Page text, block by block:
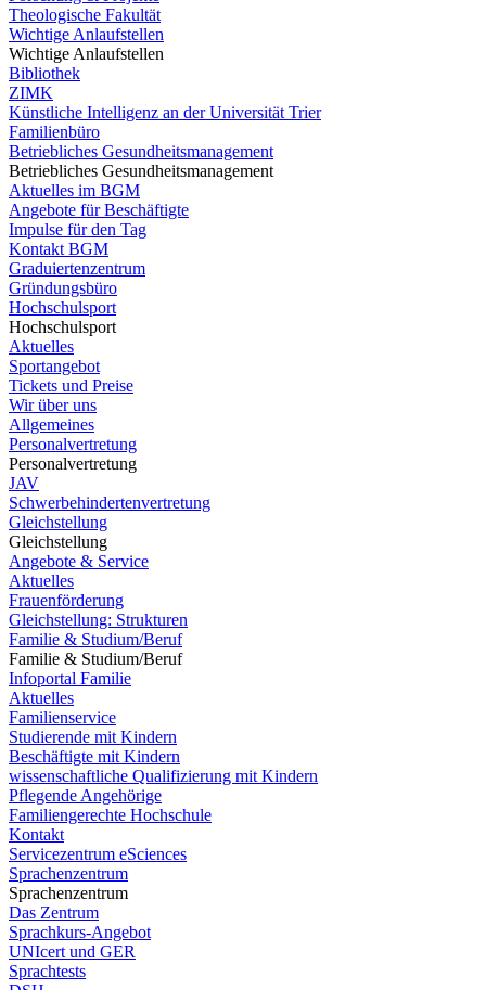
Theologische Fakultät
Wichtige Anlaufstellen
Wichtige Anlaufstellen
Bibliothek
ZIMK
Künstliche Intelligenz an der Universität Trier
Familienbüro
Betriebliches Gesundheitsmanagement
Betriebliches Gesundheitsmanagement
Aktuelles im BGM
Angebote für Beschäftigte
Impulse für den Tag
Kontakt BGM
Graduiertenzentrum
Gründungsbüro
Hochschulsport
Hochschulsport
Aktuelles
Sportangebot
Tickets und Preise
Wir über uns
Allgemeines
Personalvertretung
Personalvertretung
JAV
Schwerbehindertenvertretung
Gleichstellung
Gleichstellung
Angebote & Service
Aktuelles
Frauenförderung
Gleichstellung: Strukturen
Familie & Studium/Beruf
Familie & Studium/Beruf
Infoportal Familie
Aktuelles
Familienservice
Studierende mit Kindern
Beschäftigte mit Kindern
wissenschaftliche Qualifizierung mit Kindern
Pflegende Angehörige
Familiengerechte Hochschule
Kontakt
Servicezentrum eSciences
Sprachenzentrum
Sprachenzentrum
Das Zentrum
Sprachkurs-Angebot
UNIcert und GER
Sprachtests